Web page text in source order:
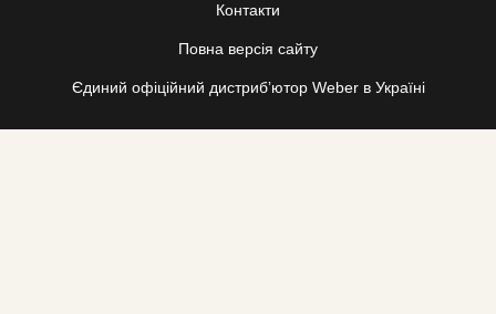
Контакти
Повна версія сайту
Єдиний офіційний дистрибʼютор Weber в Україні